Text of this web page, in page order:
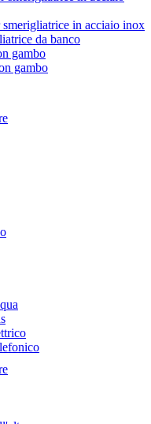
smerigliatrice in acciaio inox
da banco
gambo
gambo